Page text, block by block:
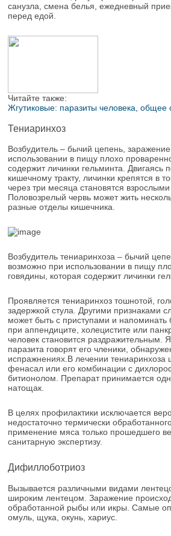
санузла, смена белья, ежедневный
перед едой.
Читайте также:
Жгутиковые: паразиты человека, общее
Тениаринхоз
Возбудитель – бычий цепень,
использовании в пищу плохо
содержит личинки гельминта. Двигаясь
кишечному тракту, личинки крепятся в
через три месяца становятся
Половозрелый червь может жить
разные отделы кишечника.
Возбудитель тениаринхоза – бычий
возможно при использовании в пищу
говядины, которая содержит личинки
Проявляется тениаринхоз тошнотой,
задержкой стула. Другими признаками
может быть с приступами и
при аппендиците, холецистите или
человек становится раздражительным.
паразита говорят его членики,
испражнениях.В лечении тениаринхоза
фенасал или его комбинации с
битионолом. Препарат принимается
натощак.
В целях профилактики исключается
недостаточно термически
применение мяса только прошедшего
санитарную экспертизу.
Дифиллоботриоз
Вызывается различными видами
широким лентецом. Заражение
обработанной рыбы или икры. Самые
омуль, щука, окунь, хариус.